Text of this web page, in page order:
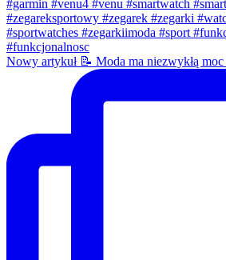
Nowy artykuł 📝 Moda ma niezwykłą moc